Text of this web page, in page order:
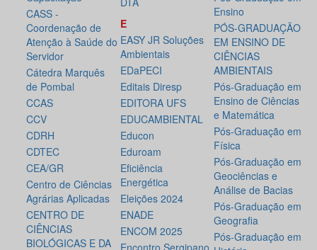
CASS -
Coordenação de
Atenção à Saúde do
Servidor
Cátedra Marquês
de Pombal
CCAS
CCV
CDRH
CDTEC
CEA/GR
Centro de Ciências
Agrárias Aplicadas
CENTRO DE
CIÊNCIAS
BIOLÓGICAS E DA
E
EASY JR Soluções
Ambientais
EDaPECI
Editais Diresp
EDITORA UFS
EDUCAMBIENTAL
Educon
Eduroam
Eficiência
Energética
Eleições 2024
ENADE
ENCOM 2025
Ensino
PÓS-GRADUAÇÃO
EM ENSINO DE
CIÊNCIAS
AMBIENTAIS
Pós-Graduação em
Ensino de Ciências
e Matemática
Pós-Graduação em
Física
Pós-Graduação em
Geociências e
Análise de Bacias
Pós-Graduação em
Geografia
Pós-Graduação em